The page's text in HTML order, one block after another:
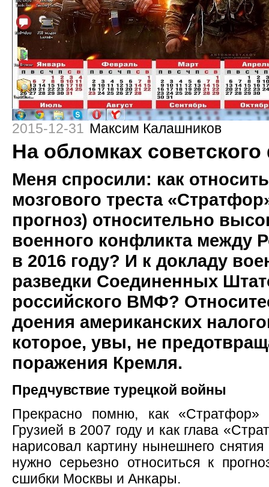
2015-12-31 Максим Калашников
На обломках
Меня спросили: как
мозгового треста
прогноз) относительно
военного конфликта между
в 2016 году? И к докладу
разведки Соединенных
российского ВМФ?
доения американских
которое, увы, не
поражения Кремля.
Предчувствие турецкой войны
Прекрасно помню, как
Грузией в 2007 году и как глава
нарисовал картину нынешнего
нужно серьезно относиться к
сшибки Москвы и Анкары.